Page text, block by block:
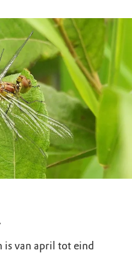
is van april tot eind